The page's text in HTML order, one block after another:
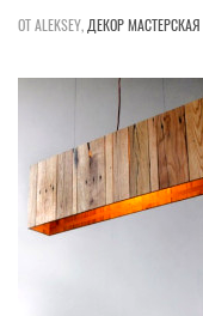
ОТ ALEKSEY, ДЕКОРМАСТЕРСКАЯ